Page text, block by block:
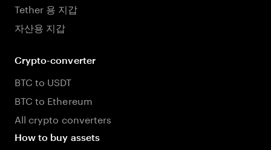
Tether 용 지갑
자산용 지갑
Crypto-converter
BTC to USDT
BTC to Ethereum
All crypto converters
How to buy assets